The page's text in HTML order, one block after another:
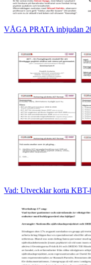
VÅGA PRATA inbjudan
Vad: Utvecklar korta KBT-